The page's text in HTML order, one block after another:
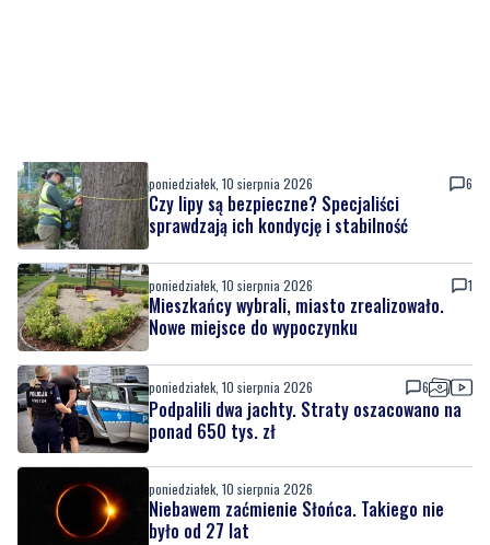
poniedziałek, 10 sierpnia 2026 6
Czy lipy są bezpieczne? Specjaliści
sprawdzają ich kondycję i stabilność
poniedziałek, 10 sierpnia 2026 1
Mieszkańcy wybrali, miasto zrealizowało.
Nowe miejsce do wypoczynku
poniedziałek, 10 sierpnia 2026 6
Podpalili dwa jachty. Straty oszacowano na
ponad 650 tys. zł
poniedziałek, 10 sierpnia 2026
Niebawem zaćmienie Słońca. Takiego nie
było od 27 lat